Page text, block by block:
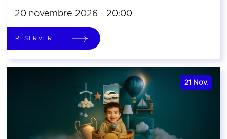
20 novembre 2026 - 20:00
RÉSERVER
21 Nov.